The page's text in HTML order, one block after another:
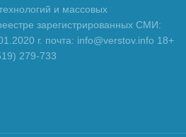
и массовых
зарегистрированных СМИ:
г. почта: info@verstov.info 18+
279-733